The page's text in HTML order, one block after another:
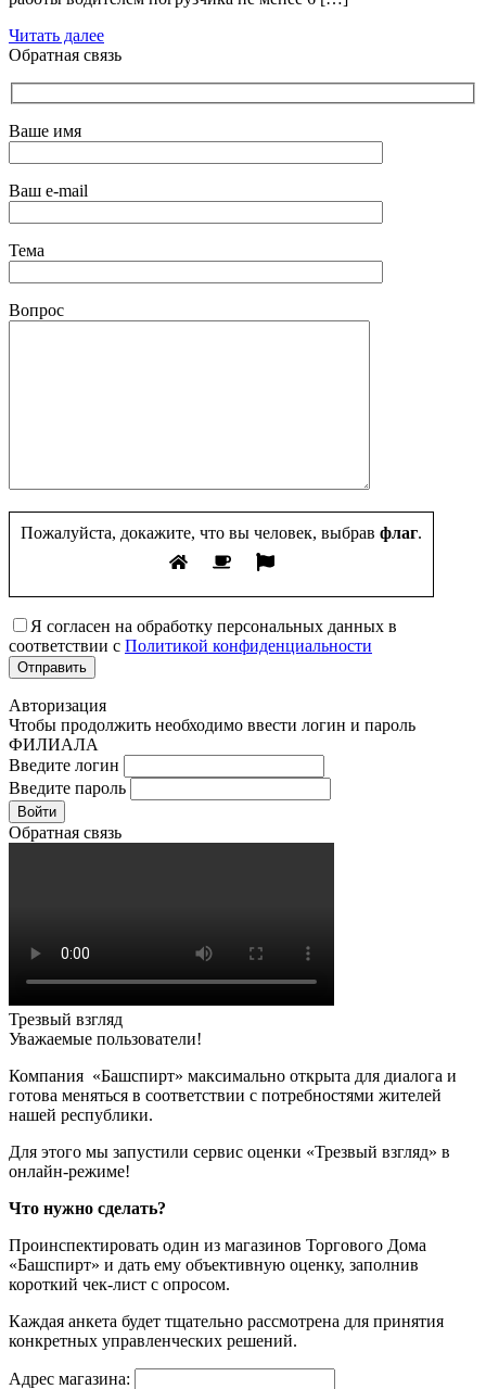
Читать далее
Обратная связь
Ваше имя
Ваш e-mail
Тема
Вопрос
Пожалуйста, докажите, что вы человек, выбрав флаг.
Я согласен на обработку персональных данных в
соответствии с Политикой конфиденциальности
Авторизация
Чтобы продолжить необходимо ввести логин и пароль
ФИЛИАЛА
Введите логин
Введите пароль
Войти
Обратная связь
Трезвый взгляд
Уважаемые пользователи!
Компания «Башспирт» максимально открыта для диалога и
готова меняться в соответствии с потребностями жителей
нашей республики.
Для этого мы запустили сервис оценки «Трезвый взгляд» в
онлайн-режиме!
Что нужно сделать?
Проинспектировать один из магазинов Торгового Дома
«Башспирт» и дать ему объективную оценку, заполнив
короткий чек-лист с опросом.
Каждая анкета будет тщательно рассмотрена для принятия
конкретных управленческих решений.
Адрес магазина: